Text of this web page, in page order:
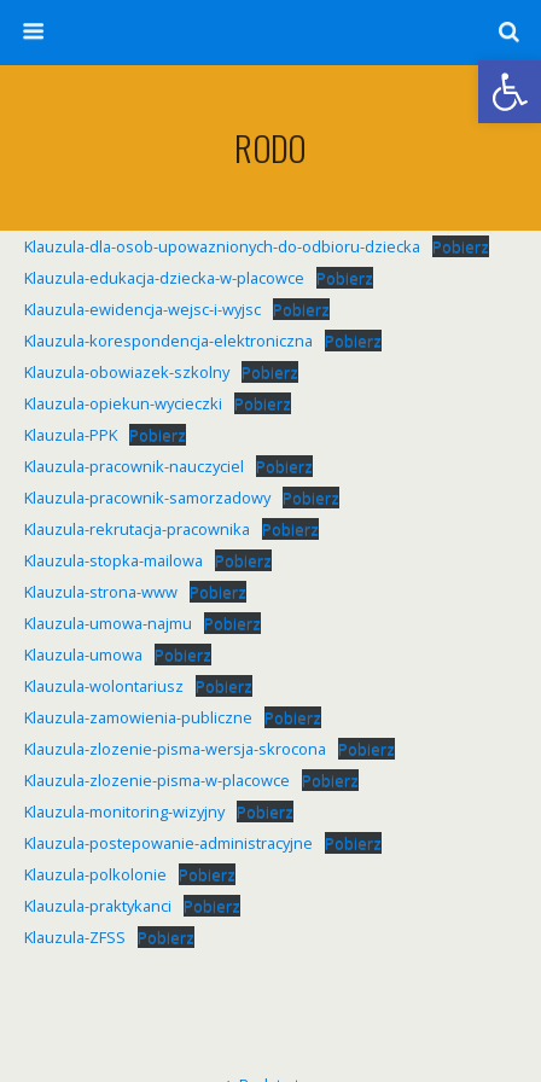
RODO
Klauzula-dla-osob-upowaznionych-do-odbioru-dziecka
Pobierz
Klauzula-edukacja-dziecka-w-placowce
Pobierz
Klauzula-ewidencja-wejsc-i-wyjsc Pobierz
Klauzula-korespondencja-elektroniczna
Pobierz
Klauzula-obowiazek-szkolny Pobierz
Klauzula-opiekun-wycieczki
Pobierz
Klauzula-PPK Pobierz
Klauzula-pracownik-nauczyciel
Pobierz
Klauzula-pracownik-samorzadowy Pobierz
Klauzula-rekrutacja-pracownika
Pobierz
Klauzula-stopka-mailowa
Pobierz
Klauzula-strona-www Pobierz
Klauzula-umowa-najmu
Pobierz
Klauzula-umowa
Pobierz
Klauzula-wolontariusz
Pobierz
Klauzula-zamowienia-publiczne
Pobierz
Klauzula-zlozenie-pisma-wersja-skrocona
Pobierz
Klauzula-zlozenie-pisma-w-placowce
Pobierz
Klauzula-monitoring-wizyjny Pobierz
Klauzula-postepowanie-administracyjne
Pobierz
Klauzula-polkolonie
Pobierz
Klauzula-praktykanci
Pobierz
Klauzula-ZFSS
Pobierz